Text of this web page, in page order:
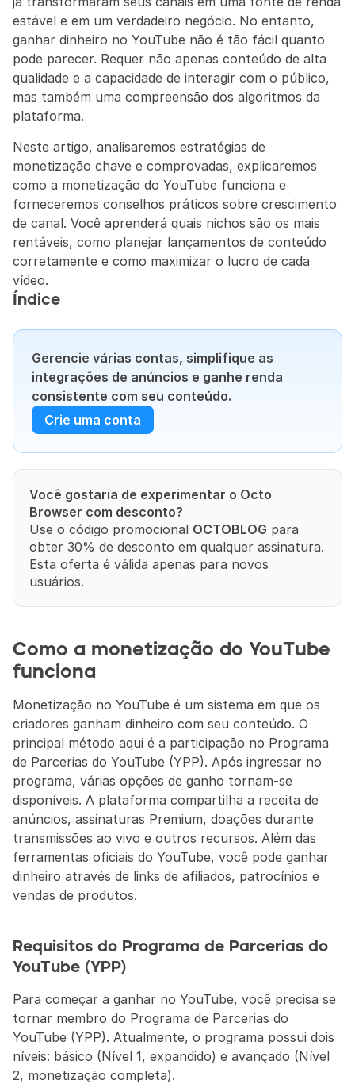
estável e em um verdadeiro negócio. No entanto,
ganhar dinheiro no YouTube não é tão fácil quanto
pode parecer. Requer não apenas conteúdo de alta
qualidade e a capacidade de interagir com o público,
mas também uma compreensão dos algoritmos da
plataforma.
Neste artigo, analisaremos estratégias de
monetização chave e comprovadas, explicaremos
como a monetização do YouTube funciona e
forneceremos conselhos práticos sobre crescimento
de canal. Você aprenderá quais nichos são os mais
rentáveis, como planejar lançamentos de conteúdo
corretamente e como maximizar o lucro de cada
vídeo.
Índice
Gerencie várias contas, simplifique as
integrações de anúncios e ganhe renda
consistente com seu conteúdo.
Crie uma conta
Você gostaria de experimentar o Octo
Browser com desconto?
Use o código promocional OCTOBLOG para
obter 30% de desconto em qualquer assinatura.
Esta oferta é válida apenas para novos
usuários.
Como a monetização do YouTube
funciona
Monetização no YouTube é um sistema em que os
criadores ganham dinheiro com seu conteúdo. O
principal método aqui é a participação no Programa
de Parcerias do YouTube (YPP). Após ingressar no
programa, várias opções de ganho tornam-se
disponíveis. A plataforma compartilha a receita de
anúncios, assinaturas Premium, doações durante
transmissões ao vivo e outros recursos. Além das
ferramentas oficiais do YouTube, você pode ganhar
dinheiro através de links de afiliados, patrocínios e
vendas de produtos.
Requisitos do Programa de Parcerias do
YouTube (YPP)
Para começar a ganhar no YouTube, você precisa se
tornar membro do Programa de Parcerias do
YouTube (YPP). Atualmente, o programa possui dois
níveis: básico (Nível 1, expandido) e avançado (Nível
2, monetização completa).